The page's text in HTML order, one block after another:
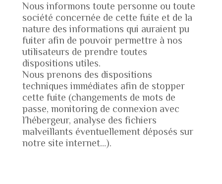
Nous informons toute personne ou toute
société concernée de cette fuite et de la
nature des informations qui auraient pu
fuiter afin de pouvoir permettre à nos
utilisateurs de prendre toutes
dispositions utiles.
Nous prenons des dispositions
techniques immédiates afin de stopper
cette fuite (changements de mots de
passe, monitoring de connexion avec
l’hébergeur, analyse des fichiers
malveillants éventuellement déposés sur
notre site internet…).